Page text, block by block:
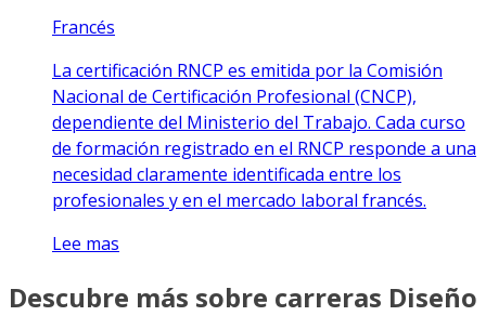
Francés
La certificación RNCP es emitida por la Comisión
Nacional de Certificación Profesional (CNCP),
dependiente del Ministerio del Trabajo. Cada curso
de formación registrado en el RNCP responde a una
necesidad claramente identificada entre los
profesionales y en el mercado laboral francés.
Lee mas
Descubre más sobre carreras Diseño